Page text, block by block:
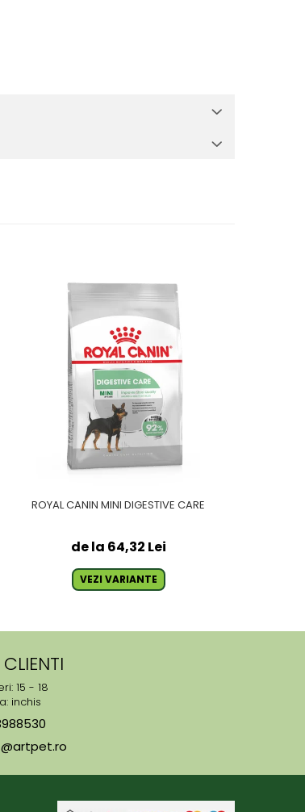
ROYAL CANIN MINI DIGESTIVE CARE
de la 64,32 Lei
VEZI VARIANTE
15 - 18
inchis